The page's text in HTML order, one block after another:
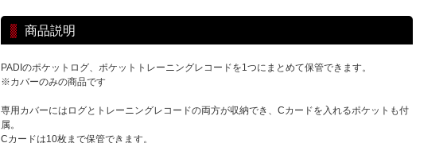
商品説明
PADIのポケットログ、ポケットトレーニングレコードを1つにまとめて保管できます。
※カバーのみの商品です
専用カバーにはログとトレーニングレコードの両方が収納でき、Cカードを入れるポケットも付
属。
Cカードは10枚まで保管できます。